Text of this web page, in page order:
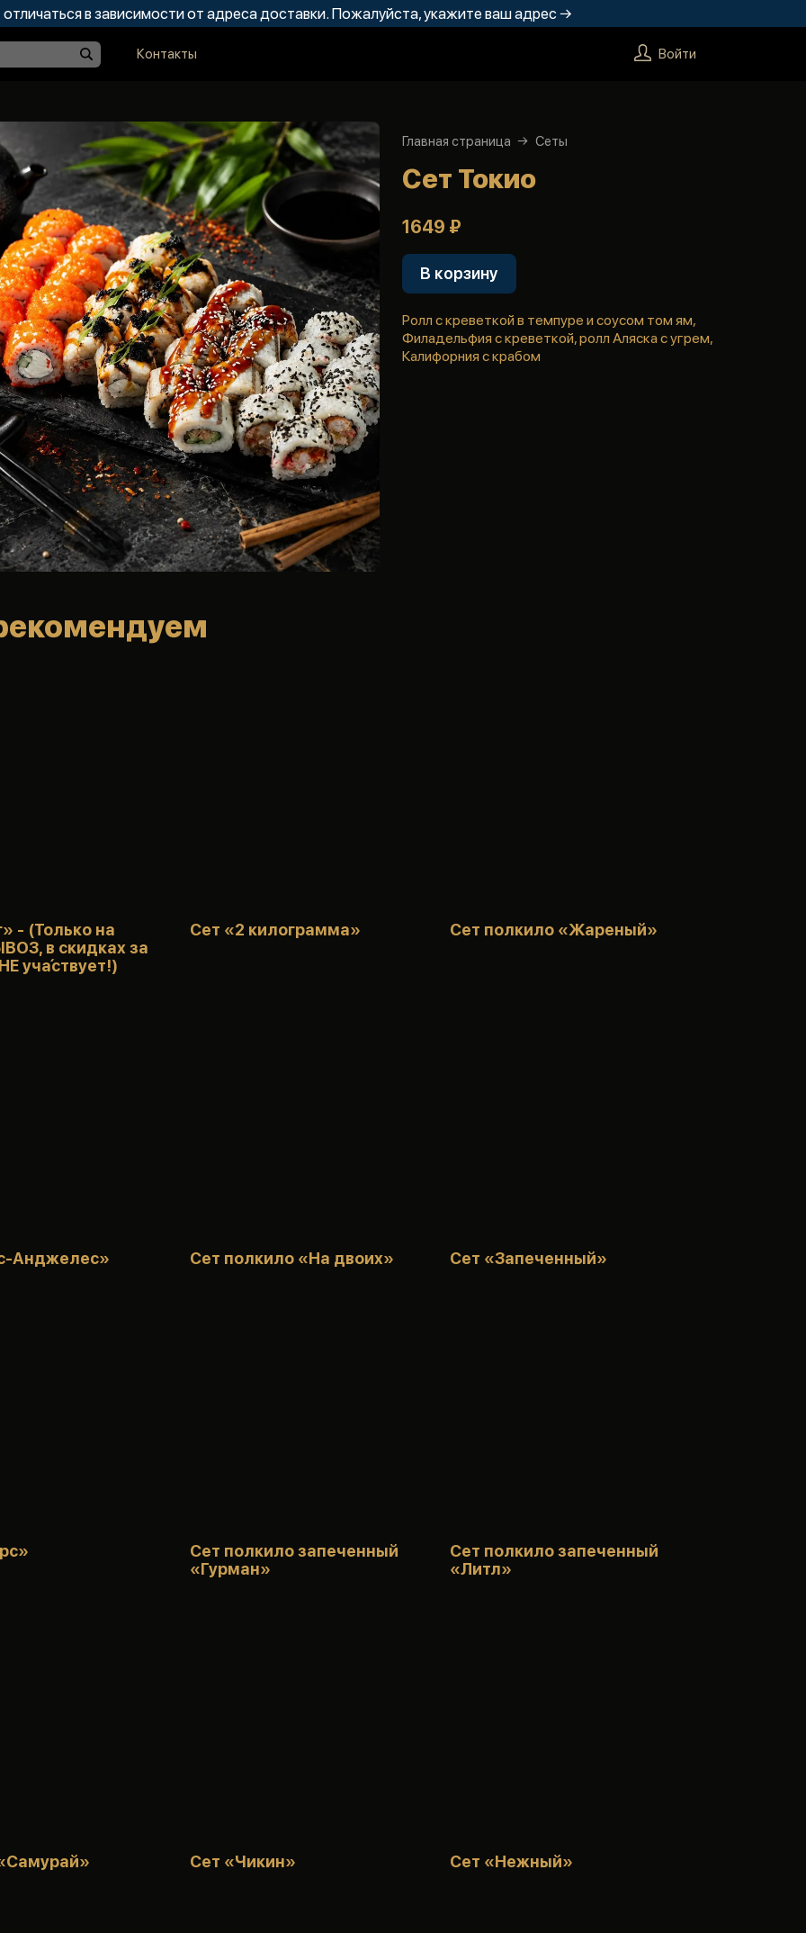
в зависимости от адреса доставки. Пожалуйста, укажите ваш адрес →
Контакты Войти
Главная страница Сеты
Сет Токио
1649 ₽
В корзину
Ролл с креветкой в темпуре и соусом том ям,
Филадельфия с креветкой, ролл Аляска с угрем,
Калифорния с крабом
- (Только на
в скидках за
уча́ствует!)
Сет «2 килограмма» Сет полкило «Жареный»
Анджелес» Сет полкило «На двоих» Сет «Запеченный»
Сет полкило запеченный
«Гурман»
Сет полкило запеченный
«Литл»
Сет «Чикин» Сет «Нежный»